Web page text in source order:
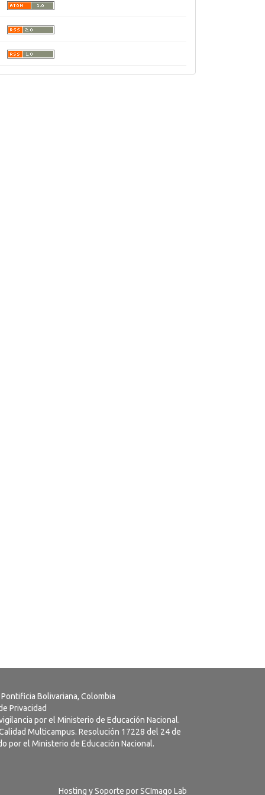
Bolivariana, Colombia
Privacidad
por el Ministerio de Educación Nacional.
Multicampus. Resolución 17228 del 24 de
por el Ministerio de Educación Nacional.
Hosting y Soporte porSCImago Lab